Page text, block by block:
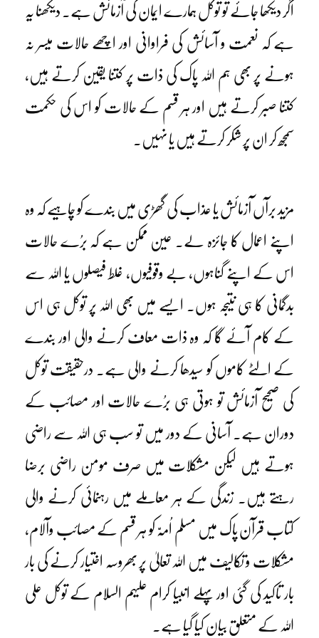
اگر دیکھا جائے تو توکل ہمارے ایمان کی آزمائش ہے۔ دیکھنا یہ
ہے کہ نعمت و آسائش کی فراوانی اور اچھے حالات میسر نہ
ہونے پر بھی ہم اللہ پاک کی ذات پر کتنا یقین کرتے ہیں،
کتنا صبر کرتے ہیں اور ہر قسم کے حالات کو اس کی حکمت
سمجھ کر ان پر شکر کرتے ہیں یا نہیں۔
مزید برآں آزمائش یا عذاب کی گھڑی میں بندے کو چاہیے کہ وہ
اپنے اعمال کا جائزہ لے۔ عین ممکن ہے کہ برُے حالات
اس کے اپنے گناہوں، بے وقوفیوں، غلط فیصلوں یا اللہ سے
بدگمانی کا ہی نتیجہ ہوں۔ ایسے میں بھی اللہ پر توکل ہی اس
کے کام آئے گا کہ وہ ذات معاف کرنے والی اور بندے
کے الٹے کاموں کو سیدھا کرنے والی ہے۔ درحقیقت توکل
کی صحیح آزمائش تو ہوتی ہی برُے حالات اور مصائب کے
دوران ہے۔ آسانی کے دور میں تو سب ہی اللہ سے راضی
ہوتے ہیں لیکن مشکلات میں صرف مومن راضی برضا
رہتے ہیں۔ زندگی کے ہر معاملے میں رہنمائی کرنے والی
کتاب قرآن پاک میں مسلم اُمہّ کو ہر قسم کے مصائب وآلام،
مشکلات و تکالیف میں اللہ تعالیٰ پر بھروسہ اختیار کرنے کی بار
بار تاکید کی گئی اور پہلے انبیا کرام علیہم السلام کے توکل علی
اللہ کے متعلق بیان کیا گیا ہے۔